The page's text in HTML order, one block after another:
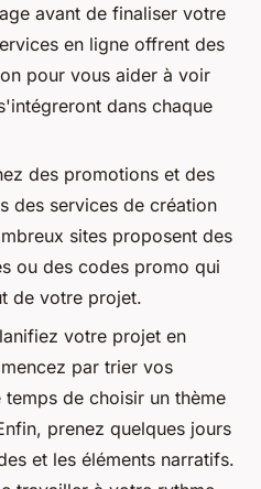
avant de finaliser votre
en ligne offrent des
pour vous aider à voir
dans chaque
des promotions et des
des services de création
sites proposent des
ou des codes promo qui
de votre projet.
votre projet en
par trier vos
de choisir un thème
prenez quelques jours
et les éléments narratifs.